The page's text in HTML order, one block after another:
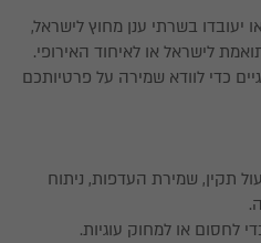
יעובדו בשרתי ענן מחוץ לישראל,
לישראל או לאיחוד האירופי.
כדי לוודא שמירה על פרטיותכם
תקין, שמירת העדפות, ניתוח
לחסום או למחוק עוגיות.